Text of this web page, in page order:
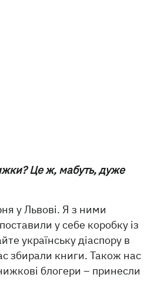
Це ж, мабуть, дуже
у Львові. Я з ними
у себе коробку із
українську діаспору в
збирали книги. Також нас
блогери – принесли